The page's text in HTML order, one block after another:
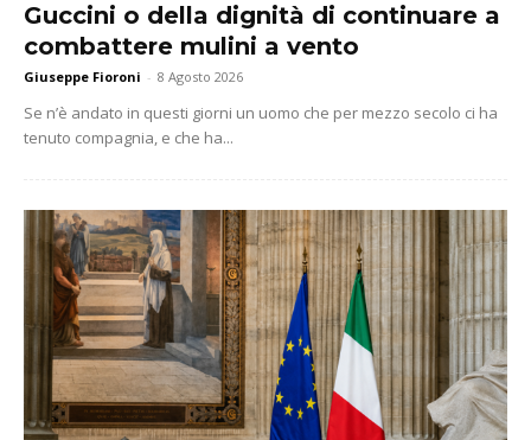
Guccini o della dignità di continuare a
combattere mulini a vento
Giuseppe Fioroni - 8 Agosto 2026
Se n’è andato in questi giorni un uomo che per mezzo secolo ci ha
tenuto compagnia, e che ha...